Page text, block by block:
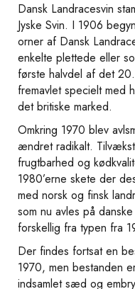
Dansk Landracesvin
Jyske Svin. I 1906
orner af Dansk
enkelte plettede eller
første halvdel af det
fremavlet specielt med
det britiske marked.
Omkring 1970 blev
ændret radikalt.
frugtbarhed og
1980’erne skete der
med norsk og finsk
som nu avles på
forskellig fra typen fra
Der findes fortsat en
1970, men bestanden
indsamlet sæd og